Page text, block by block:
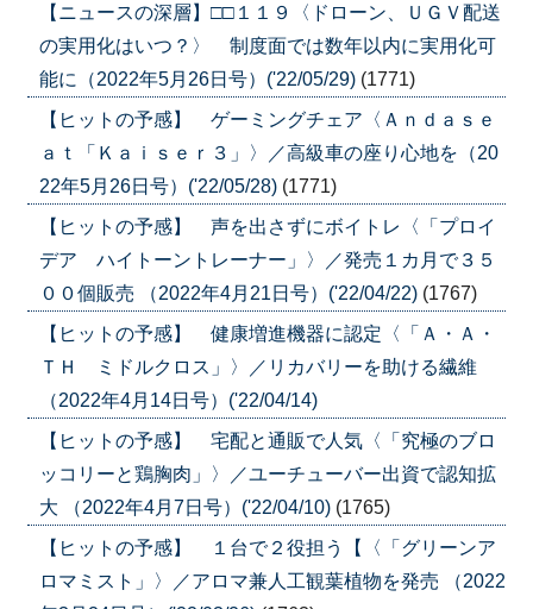
【ニュースの深層】□□１１９〈ドローン、ＵＧＶ配送
の実用化はいつ？〉 制度面では数年以内に実用化可
能に（2022年5月26日号）('22/05/29) (1771)
【ヒットの予感】 ゲーミングチェア〈Ａｎｄａｓｅ
ａｔ「Ｋａｉｓｅｒ３」〉／高級車の座り心地を（20
22年5月26日号）('22/05/28) (1771)
【ヒットの予感】 声を出さずにボイトレ〈「プロイ
デア ハイトーントレーナー」〉／発売１カ月で３５
００個販売 （2022年4月21日号）('22/04/22) (1767)
【ヒットの予感】 健康増進機器に認定〈「Ａ・Ａ・
ＴＨ ミドルクロス」〉／リカバリーを助ける繊維
（2022年4月14日号）('22/04/14)
【ヒットの予感】 宅配と通販で人気〈「究極のブロ
ッコリーと鶏胸肉」〉／ユーチューバー出資で認知拡
大 （2022年4月7日号）('22/04/10) (1765)
【ヒットの予感】 １台で２役担う【〈「グリーンア
ロマミスト」〉／アロマ兼人工観葉植物を発売 （2022